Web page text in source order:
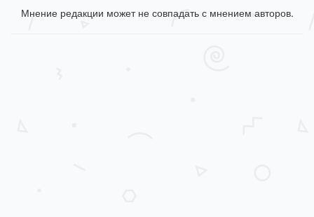
Мнение редакции может не совпадать с мнением авторов.